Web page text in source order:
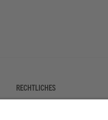
RECHTLICHES